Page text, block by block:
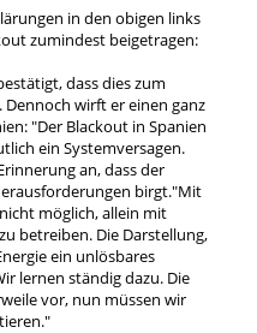
in den obigen links
zumindest beigetragen:
dass dies zum
wirft er einen ganz
"Der Blackout in Spanien
ein Systemversagen.
an, dass der
birgt."Mit
möglich, allein mit
betreiben. Die Darstellung,
ein unlösbares
lernen ständig dazu. Die
vor, nun müssen wir